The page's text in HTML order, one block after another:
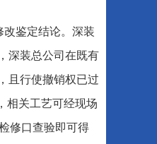
鉴定结论。深装
深装总公司在既有
且行使撤销权已过
相关工艺可经现场
修口查验即可得